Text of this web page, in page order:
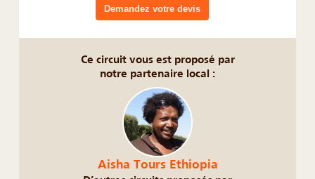
Demandez votre devis
Ce circuit vous est proposé par
notre partenaire local :
Aisha Tours Ethiopia